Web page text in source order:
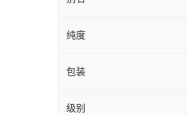
纯度
包装
级别